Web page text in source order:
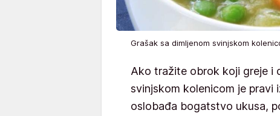
Grašak sa dimljenom svinjskom
Ako tražite obrok koji greje i
svinjskom kolenicom je pravi
oslobađa bogatstvo ukusa,